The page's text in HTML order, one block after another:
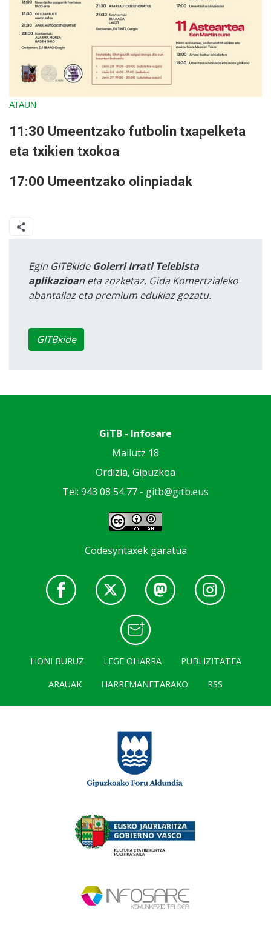
ATAUN
11:30 Umeentzako futbolin txapelketa
eta txikien txokoa
17:00 Umeentzako olinpiadak
Egin GITBkide Goierri Irrati Telebista
aplikazioan eta zozketaz, Gida Komertzialeko
abantailaz eta premium edukiaz gozatu.
GITBkide
GiTB - Infosare
Mallutz 18
Ordizia, Gipuzkoa
Tel: 943 08 54 77 - gitb@gitb.eus
Codesyntaxek garatua
HONI BURUZ LEGE OHARRA
PUBLIZITATEA
ARAUAK
HARREMANETARAKO RSS